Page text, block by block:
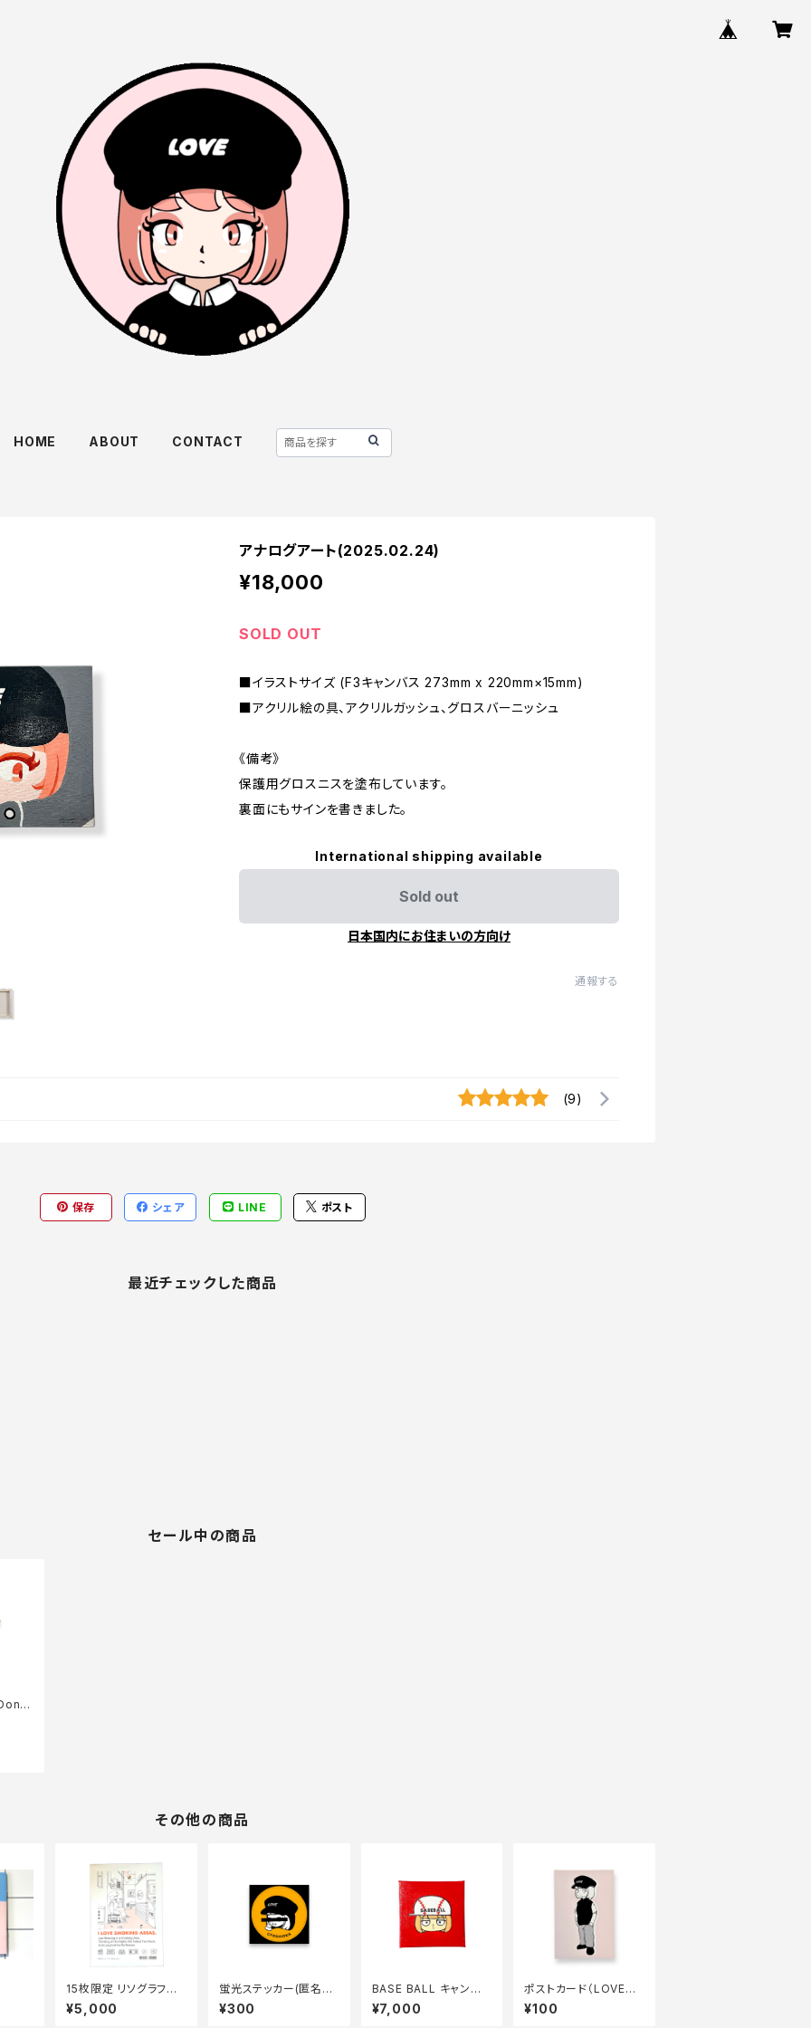
HOME ABOUT CONTACT
アナログアート(2025.02.24)
¥18,000
SOLD OUT
■イラストサイズ (F3キャンバス 273mm x 220mm×15mm)
■アクリル絵の具、アクリルガッシュ、グロスバーニッシュ
《備考》
保護用グロスニスを塗布しています。
裏面にもサインを書きました。
International shipping available
Sold out
日本国内にお住まいの方向け
通報する
(9)
保存 シェア LINE ポスト
最近チェックした商品
セール中の商品
その他の商品
15枚限定 リソグラフポ
スター No.13(直筆サイ
ン付き)
¥5,000
蛍光ステッカー(匿名希
望・オレンジ)
¥300
BASE BALL キャンバ
ス原画
¥7,000
ポストカード（LOVEガ
ール・初期全身）
¥100